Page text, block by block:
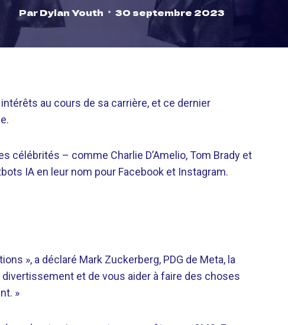
ParDylan Youth 30 septembre 2023
au cours de sa carrière, et ce dernier
célébrités – comme Charlie D’Amelio, Tom Brady et
IA en leur nom pour Facebook et Instagram.
», a déclaré Mark Zuckerberg, PDG de Meta, la
et de vous aider à faire des choses
»